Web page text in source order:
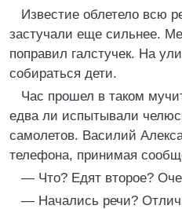
Известие облетело всю
застучали еще сильнее.
поправил галстучек. На
собираться дети.
Час прошел в таком
едва ли испытывали
самолетов. Василий
телефона, принимая
— Что? Едят второе?
— Начались речи?